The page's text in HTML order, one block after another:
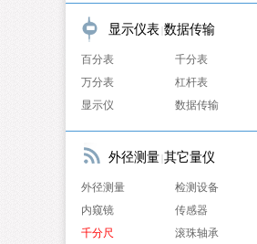
显示仪表 数据传输
百分表
千分表
万分表
杠杆表
显示仪
数据传输
外径测量 其它量仪
外径测量
检测设备
内窥镜
传感器
千分尺
滚珠轴承